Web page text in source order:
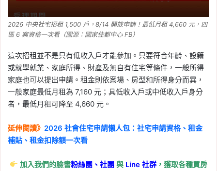
2026 中央社宅招租 1,500 戶，8/14 開放申請！最低月租 4,660 元，四
區 6 案資格一次看（圖源：國家住都中心 FB）
這次招租並不是只有低收入戶才能參加。只要符合年齡、設籍
或就學就業、家庭所得、財產及無自有住宅等條件，一般所得
家庭也可以提出申請。租金則依案場、房型和所得身分而異，
一般家庭最低月租為 7,160 元；具低收入戶或中低收入戶身分
者，最低月租可降至 4,660 元。
延伸閱讀》 2026 社會住宅申請懶人包：社宅申請資格、租金
補貼、租金扣除額一次看
加入我們的臉書粉絲團、社團與 Line社群 ，獲取各種買房